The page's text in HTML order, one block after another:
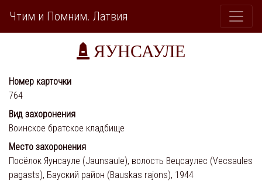
Чтим и Помним. Латвия
ЯУНСАУЛЕ
Номер карточки
764
Вид захоронения
Воинское братское кладбище
Место захоронения
Посёлок Яунсауле (Jaunsaule), волость Вецсаулес (Vecsaules
pagasts), Бауский район (Bauskas rajons), 1944